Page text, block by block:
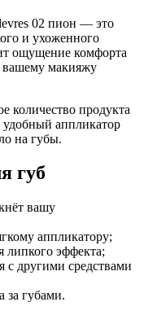
02 пион — это
и ухоженного
ощущение комфорта
вашему макияжу
количество продукта
удобный аппликатор
на губы.
губ
вашу
аппликатору;
липкого эффекта;
с другими средствами
за губами.